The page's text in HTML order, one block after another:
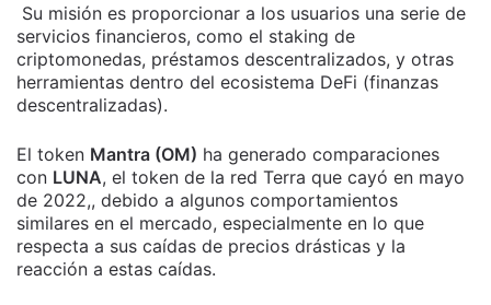
Su misión es proporcionar a los usuarios una serie de
servicios financieros, como el staking de
criptomonedas, préstamos descentralizados, y otras
herramientas dentro del ecosistema DeFi (finanzas
descentralizadas).
El token Mantra (OM) ha generado comparaciones
con LUNA, el token de la red Terra que cayó en mayo
de 2022,, debido a algunos comportamientos
similares en el mercado, especialmente en lo que
respecta a sus caídas de precios drásticas y la
reacción a estas caídas.